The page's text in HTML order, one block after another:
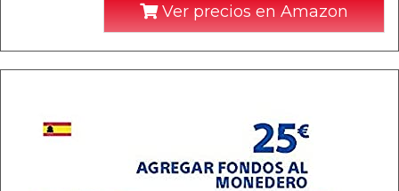
Ver precios en Amazon